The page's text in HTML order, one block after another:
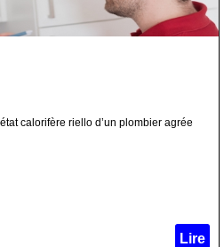
calorifère riello d’un plombier agrée
Lire